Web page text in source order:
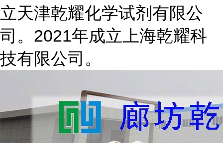
立天津乾耀化学试剂有限公
司。2021年成立上海乾耀科
技有限公司。